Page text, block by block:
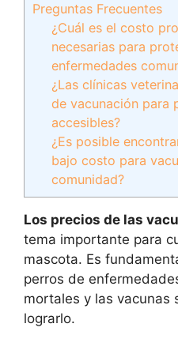
Preguntas Frecuentes
¿Cuál es el costo
necesarias para
enfermedades
¿Las clínicas
de vacunación para
accesibles?
¿Es posible
bajo costo para
comunidad?
Los precios de las
tema importante para
mascota. Es
perros de
mortales y las vacunas
lograrlo.